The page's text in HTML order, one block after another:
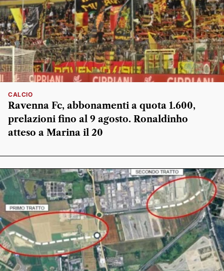
CALCIO
Ravenna Fc, abbonamenti a quota 1.600,
prelazioni fino al 9 agosto. Ronaldinho
atteso a Marina il 20